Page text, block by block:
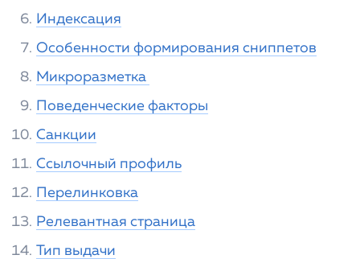
Индексация
Особенности формирования сниппетов
Микроразметка
Поведенческие факторы
Санкции
Ссылочный профиль
Перелинковка
Релевантная страница
Тип выдачи